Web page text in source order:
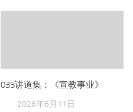
035讲道集：《宣教事业》
2026年6月11日